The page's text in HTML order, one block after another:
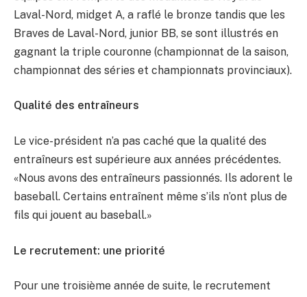
Laval-Nord, midget A, a raflé le bronze tandis que les
Braves de Laval-Nord, junior BB, se sont illustrés en
gagnant la triple couronne (championnat de la saison,
championnat des séries et championnats provinciaux).
Qualité des entraîneurs
Le vice-président n’a pas caché que la qualité des
entraîneurs est supérieure aux années précédentes.
«Nous avons des entraîneurs passionnés. Ils adorent le
baseball. Certains entraînent même s’ils n’ont plus de
fils qui jouent au baseball.»
Le recrutement: une priorité
Pour une troisième année de suite, le recrutement